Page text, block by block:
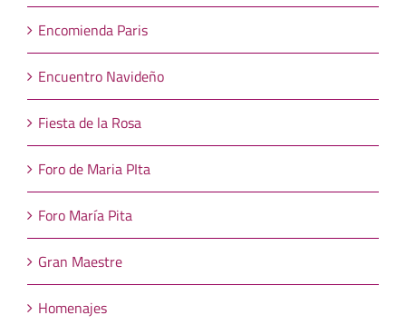
Encomienda Paris
Encuentro Navideño
Fiesta de la Rosa
Foro de Maria PIta
Foro María Pita
Gran Maestre
Homenajes